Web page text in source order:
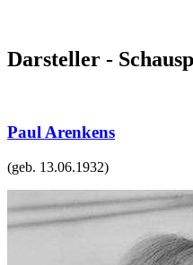
Darsteller -
Paul Arenkens
(geb. 13.06.1932)